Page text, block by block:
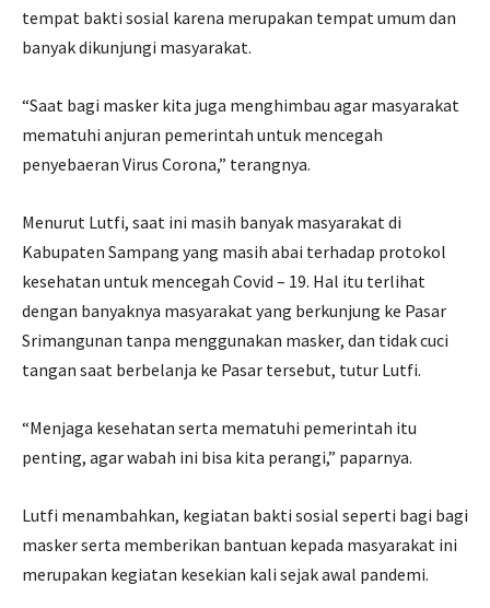
tempat bakti sosial karena merupakan tempat umum dan
banyak dikunjungi masyarakat.
“Saat bagi masker kita juga menghimbau agar masyarakat
mematuhi anjuran pemerintah untuk mencegah
penyebaeran Virus Corona,” terangnya.
Menurut Lutfi, saat ini masih banyak masyarakat di
Kabupaten Sampang yang masih abai terhadap protokol
kesehatan untuk mencegah Covid – 19. Hal itu terlihat
dengan banyaknya masyarakat yang berkunjung ke Pasar
Srimangunan tanpa menggunakan masker, dan tidak cuci
tangan saat berbelanja ke Pasar tersebut, tutur Lutfi.
“Menjaga kesehatan serta mematuhi pemerintah itu
penting, agar wabah ini bisa kita perangi,” paparnya.
Lutfi menambahkan, kegiatan bakti sosial seperti bagi bagi
masker serta memberikan bantuan kepada masyarakat ini
merupakan kegiatan kesekian kali sejak awal pandemi.